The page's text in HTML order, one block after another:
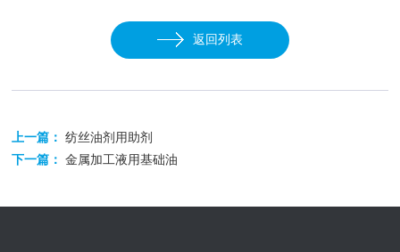
返回列表
上一篇：纺丝油剂用助剂
下一篇：金属加工液用基础油